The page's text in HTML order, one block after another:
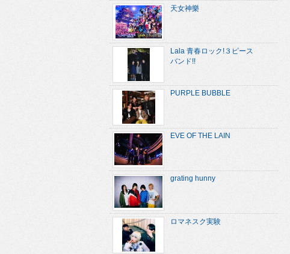
天女神樂
Lala 青春ロック!３ピース
バンド!!
PURPLE BUBBLE
EVE OF THE LAIN
grating hunny
ロマネスク実験